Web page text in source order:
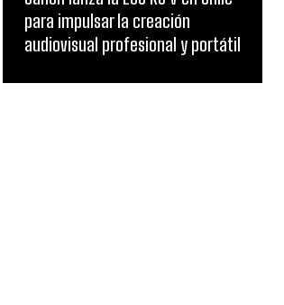
para impulsar la creación
audiovisual profesional y portátil